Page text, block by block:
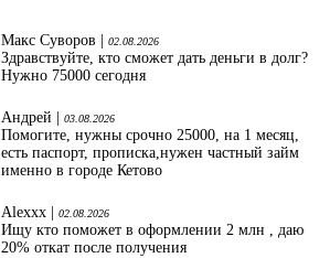
Макс Суворов |
02.08.2026
Здравствуйте, кто сможет дать деньги в долг?
Нужно 75000 сегодня
Андрей | 03.08.2026
Помогите, нужны срочно 25000, на 1 месяц,
есть паспорт, прописка,нужен частный займ
именно в городе Кетово
Alexxx | 02.08.2026
Ищу кто поможет в оформлении 2 млн , даю
20% откат после получения